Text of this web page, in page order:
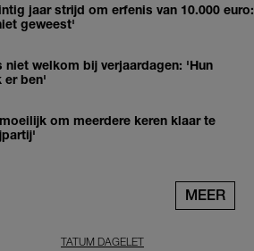
jaar strijd om erfenis van 10.000 euro:
geweest'
welkom bij verjaardagen: 'Hun
er ben'
om meerdere keren klaar te
MEER
TATUM DAGELET